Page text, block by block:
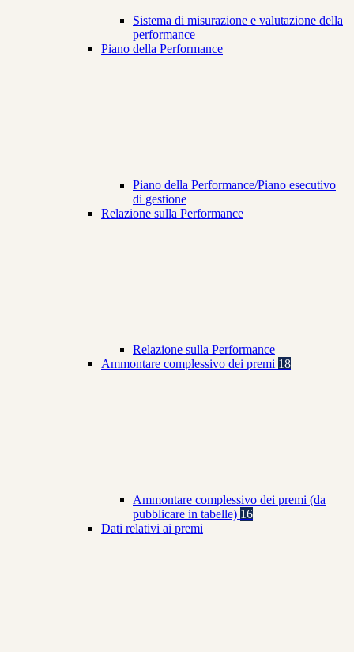
Sistema di misurazione e valutazione della
performance
Piano della Performance
Piano della Performance/Piano esecutivo
di gestione
Relazione sulla Performance
Relazione sulla Performance
Ammontare complessivo dei premi 18
Ammontare complessivo dei premi (da
pubblicare in tabelle) 16
Dati relativi ai premi